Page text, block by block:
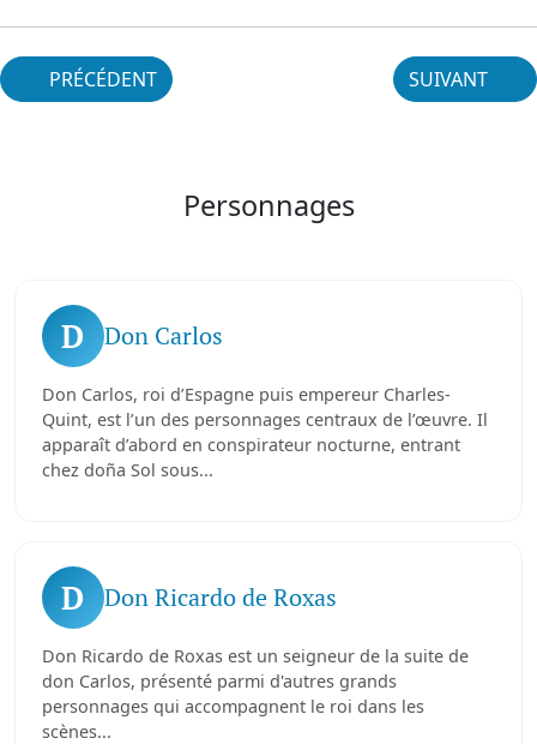
PRÉCÉDENT SUIVANT
Personnages
D Don Carlos
Don Carlos, roi d’Espagne puis empereur Charles-
Quint, est l’un des personnages centraux de l’œuvre. Il
apparaît d’abord en conspirateur nocturne, entrant
chez doña Sol sous...
D Don Ricardo de Roxas
Don Ricardo de Roxas est un seigneur de la suite de
don Carlos, présenté parmi d'autres grands
personnages qui accompagnent le roi dans les
scènes...